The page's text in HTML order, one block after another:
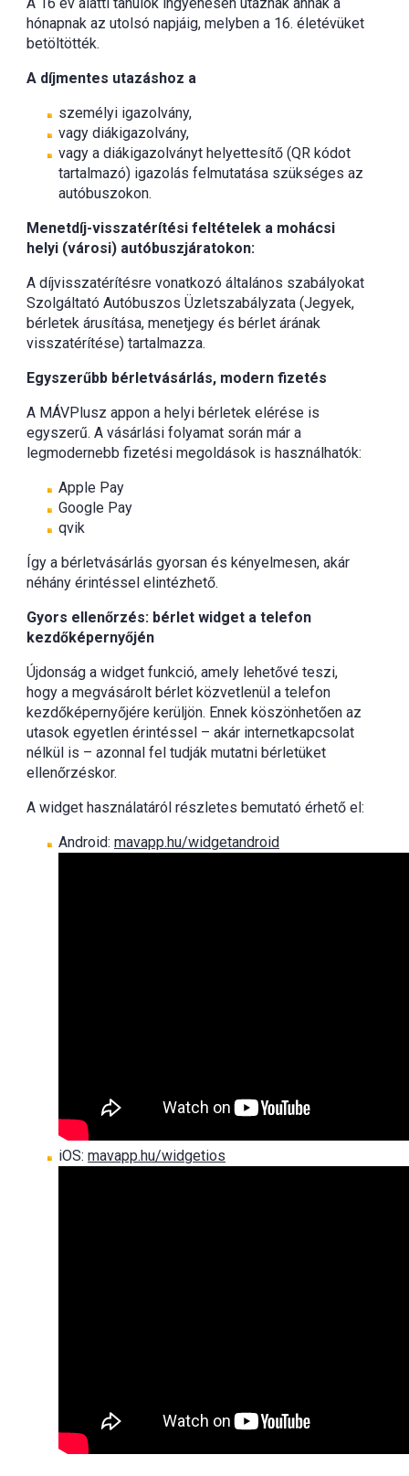
hónapnak az utolsó napjáig, melyben a 16. életévüket
betöltötték.
A díjmentes utazáshoz a
személyi igazolvány,
vagy diákigazolvány,
vagy a diákigazolványt helyettesítő (QR kódot
tartalmazó) igazolás felmutatása szükséges az
autóbuszokon.
Menetdíj-visszatérítési feltételek a mohácsi
helyi (városi) autóbuszjáratokon:
A díjvisszatérítésre vonatkozó általános szabályokat
Szolgáltató Autóbuszos Üzletszabályzata (Jegyek,
bérletek árusítása, menetjegy és bérlet árának
visszatérítése) tartalmazza.
Egyszerűbb bérletvásárlás, modern fizetés
A MÁVPlusz appon a helyi bérletek elérése is
egyszerű. A vásárlási folyamat során már a
legmodernebb fizetési megoldások is használhatók:
Apple Pay
Google Pay
qvik
Így a bérletvásárlás gyorsan és kényelmesen, akár
néhány érintéssel elintézhető.
Gyors ellenőrzés: bérlet widget a telefon
kezdőképernyőjén
Újdonság a widget funkció, amely lehetővé teszi,
hogy a megvásárolt bérlet közvetlenül a telefon
kezdőképernyőjére kerüljön. Ennek köszönhetően az
utasok egyetlen érintéssel – akár internetkapcsolat
nélkül is – azonnal fel tudják mutatni bérletüket
ellenőrzéskor.
A widget használatáról részletes bemutató érhető el:
Android: mavapp.hu/widgetandroid
iOS: mavapp.hu/widgetios